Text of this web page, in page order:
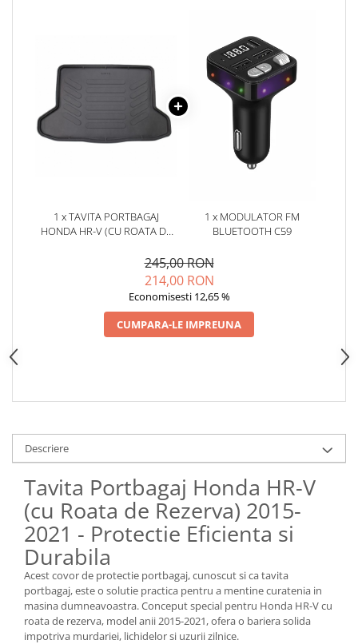
Lampi si Proiectoare Camion
Marcaje si Echipamente de
Siguranta
Accesorii Cabina Camion
Echipamente ADR si Utilitare
Uleiuri si Lichide Auto
Aditivi DPF, Sistem Racire si
Antigel
Lubrifianti si Spray-uri de Curatare
Curatare si Detailing Interior
Vopsitorie, Chituri si Adezivi
Curatare si Detailing Exterior
Articole Auto Sezoniere
Produse de Iarna
Cabluri Pornire
Produse de Vara
Blog
1 x TAVITA PORTBAGAJ
HONDA HR-V (CU ROATA DE
1 x MODULATOR FM
BLUETOOTH C59
245,00 RON
214,00 RON
Economisesti 12,65 %
CUMPARA-LE IMPREUNA
Descriere
Tavita Portbagaj Honda HR-V
(cu Roata de Rezerva) 2015-
2021 - Protectie Eficienta si
Durabila
Acest covor de protectie portbagaj, cunoscut si ca tavita
portbagaj, este o solutie practica pentru a mentine curatenia in
masina dumneavoastra. Conceput special pentru Honda HR-V cu
roata de rezerva, model anii 2015-2021, ofera o bariera solida
impotriva murdariei, lichidelor si uzurii zilnice.